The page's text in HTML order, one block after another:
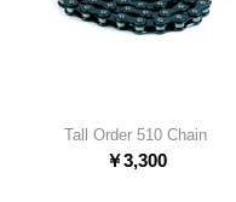
Tall Order 510 Chain
￥3,300